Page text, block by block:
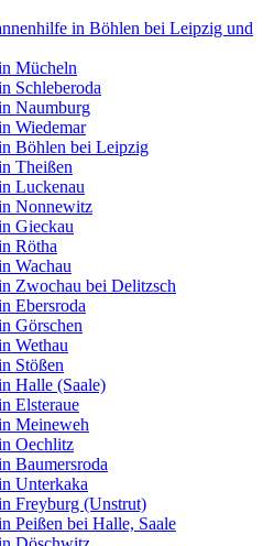
in Böhlen bei Leipzig und
Mücheln
Schleberoda
Naumburg
Wiedemar
Böhlen bei Leipzig
Theißen
Luckenau
Nonnewitz
Gieckau
Rötha
Wachau
Zwochau bei Delitzsch
Ebersroda
Görschen
Wethau
Stößen
Halle (Saale)
Elsteraue
Meineweh
Oechlitz
Baumersroda
Unterkaka
Freyburg (Unstrut)
Peißen bei Halle, Saale